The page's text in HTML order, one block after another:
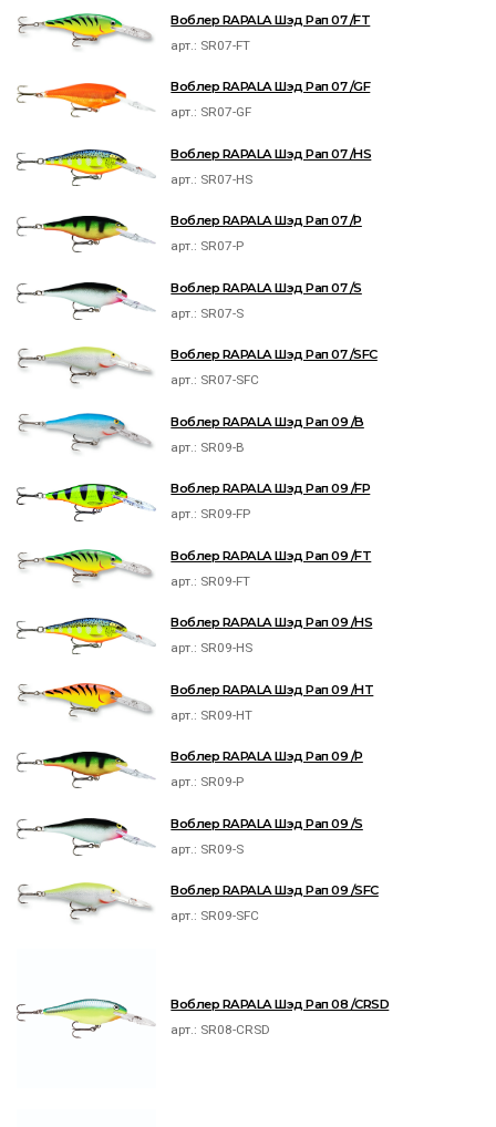
Воблер RAPALA Шэд Рап 07 /FT
арт.: SR07-FT
Воблер RAPALA Шэд Рап 07 /GF
арт.: SR07-GF
Воблер RAPALA Шэд Рап 07 /HS
арт.: SR07-HS
Воблер RAPALA Шэд Рап 07 /P
арт.: SR07-P
Воблер RAPALA Шэд Рап 07 /S
арт.: SR07-S
Воблер RAPALA Шэд Рап 07 /SFC
арт.: SR07-SFC
Воблер RAPALA Шэд Рап 09 /B
арт.: SR09-B
Воблер RAPALA Шэд Рап 09 /FP
арт.: SR09-FP
Воблер RAPALA Шэд Рап 09 /FT
арт.: SR09-FT
Воблер RAPALA Шэд Рап 09 /HS
арт.: SR09-HS
Воблер RAPALA Шэд Рап 09 /HT
арт.: SR09-HT
Воблер RAPALA Шэд Рап 09 /P
арт.: SR09-P
Воблер RAPALA Шэд Рап 09 /S
арт.: SR09-S
Воблер RAPALA Шэд Рап 09 /SFC
арт.: SR09-SFC
Воблер RAPALA Шэд Рап 08 /CRSD
арт.: SR08-CRSD